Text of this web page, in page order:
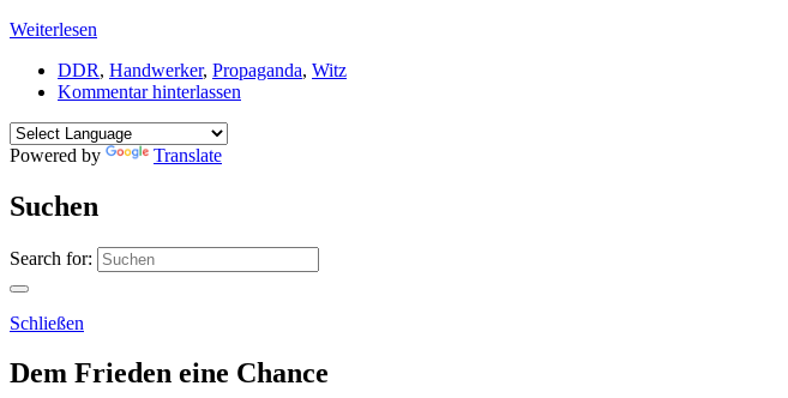
Weiterlesen
DDR, Handwerker, Propaganda, Witz
Kommentar hinterlassen
Powered by Translate
Suchen
Search for:
Schließen
Dem Frieden eine Chance